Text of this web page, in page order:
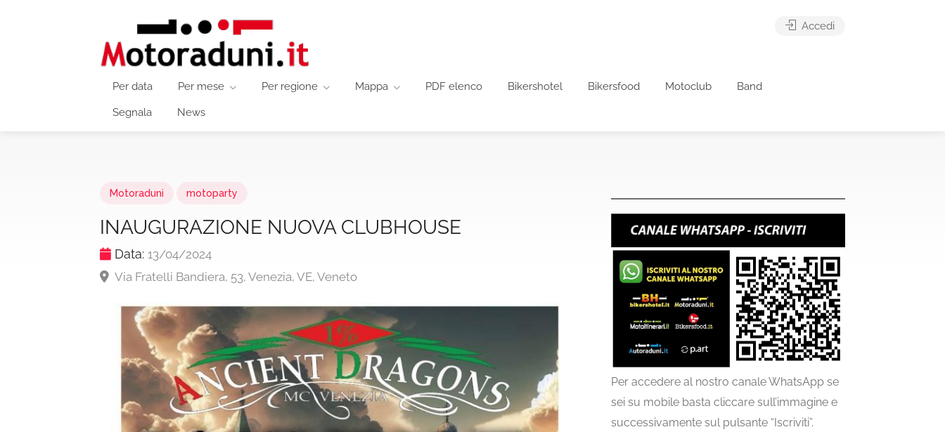
Per data Per mese Per regione Mappa PDF elenco Bikershotel Bikersfood Motoclub Band
Segnala News
Accedi
Motoraduni motoparty
INAUGURAZIONE NUOVA CLUBHOUSE
Data: 13/04/2024
Via Fratelli Bandiera, 53, Venezia, VE, Veneto
Per accedere al nostro canale WhatsApp se
sei su mobile basta cliccare sull’immagine e
successivamente sul pulsante “Iscriviti”.